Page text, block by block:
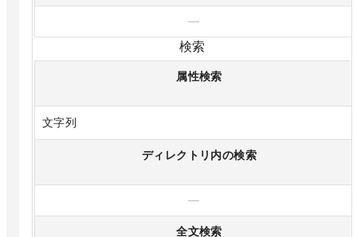
—
検索
属性検索
文字列
ディレクトリ内の検索
—
全文検索